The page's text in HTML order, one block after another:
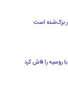
بزک‌شده است
روسیه را فاش کرد